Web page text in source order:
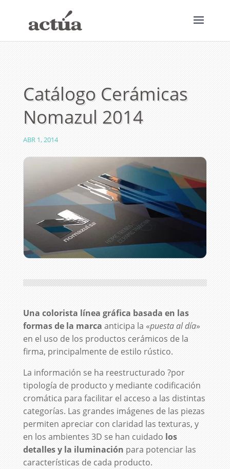
Catálogo Cerámicas
Nomazul 2014
ABR 1, 2014
Una colorista línea gráfica basada en las
formas de la marca anticipa la «puesta al día»
en el uso de los productos cerámicos de la
firma, principalmente de estilo rústico.
La información se ha reestructurado ?por
tipología de producto y mediante codificación
cromática para facilitar el acceso a las distintas
categorías. Las grandes imágenes de las piezas
permiten apreciar con claridad las texturas, y
en los ambientes 3D se han cuidado los
detalles y la iluminación para potenciar las
características de cada producto.